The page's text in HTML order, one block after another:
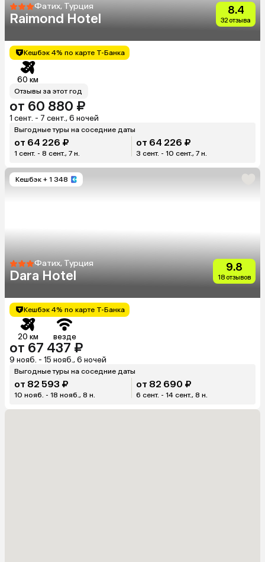
Фатих, Турция
Raimond Hotel
8.4
32 отзыва
Кешбэк 4% по карте Т-Банка
60 км
Отзывы за этот год
от 60 880 ₽
1 сент. - 7 сент., 6 ночей
Выгодные туры на соседние даты
от 64 226 ₽
1 сент. - 8 сент., 7 н.
от 64 226 ₽
3 сент. - 10 сент., 7 н.
Кешбэк + 1 348
Фатих, Турция
Dara Hotel
9.8
18 отзывов
Кешбэк 4% по карте Т-Банка
20 км везде
от 67 437 ₽
9 нояб. - 15 нояб., 6 ночей
Выгодные туры на соседние даты
от 82 593 ₽
10 нояб. - 18 нояб., 8 н.
от 82 690 ₽
6 сент. - 14 сент., 8 н.